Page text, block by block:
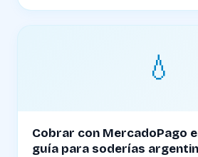
💧
Cobrar con MercadoPago
guía para soderías